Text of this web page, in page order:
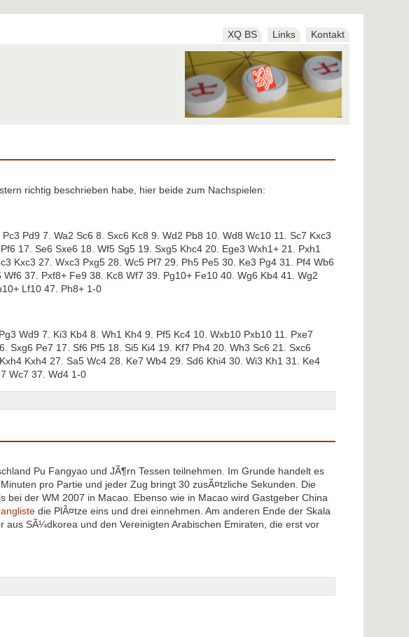
XQ BS Links Kontakt
richtig beschrieben habe, hier beide zum Nachspielen:
Pd9 7. Wa2 Sc6 8. Sxc6 Kc8 9. Wd2 Pb8 10. Wd8 Wc10 11. Sc7 Kxc3
17. Se6 Sxe6 18. Wf5 Sg5 19. Sxg5 Khc4 20. Ege3 Wxh1+ 21. Pxh1
Kxc3 27. Wxc3 Pxg5 28. Wc5 Pf7 29. Ph5 Pe5 30. Ke3 Pg4 31. Pf4 Wb6
37. Pxf8+ Fe9 38. Kc8 Wf7 39. Pg10+ Fe10 40. Wg6 Kb4 41. Wg2
Lf10 47. Ph8+ 1-0
Wd9 7. Ki3 Kb4 8. Wh1 Kh4 9. Pf5 Kc4 10. Wxb10 Pxb10 11. Pxe7
Sxg6 Pe7 17. Sf6 Pf5 18. Si5 Ki4 19. Kf7 Ph4 20. Wh3 Sc6 21. Sxc6
Kxh4 27. Sa5 Wc4 28. Ke7 Wb4 29. Sd6 Khi4 30. Wi3 Kh1 31. Ke4
Wc7 37. Wd4 1-0
Pu Fangyao und JÃ¶rn Tessen teilnehmen. Im Grunde handelt es
pro Partie und jeder Zug bringt 30 zusÃ¤tzliche Sekunden. Die
der WM 2007 in Macao. Ebenso wie in Macao wird Gastgeber China
die PlÃ¤tze eins und drei einnehmen. Am anderen Ende der Skala
SÃ¼dkorea und den Vereinigten Arabischen Emiraten, die erst vor